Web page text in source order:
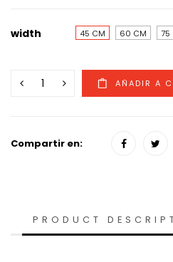
width 45 CM 60 CM 75
Compartir en:
PRODUCT